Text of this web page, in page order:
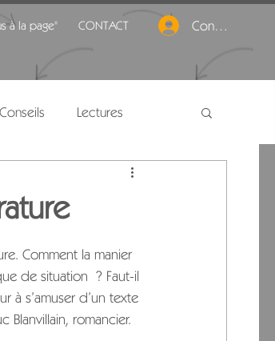
à la page" CONTACT Connexion
Conseils Lectures
Comment la manier
de situation ? Faut-il
à s’amuser d’un texte
Blanvillain, romancier.